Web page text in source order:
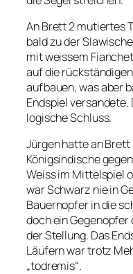
An Brett 2 mutiertes
bald zu der
mit weissem
auf die
aufbauen, was aber
Endspiel
logische Schluss.
Jürgen hatte an
Königsindische
Weiss im Mittelspiel
war Schwarz nie in
Bauernopfer in die
doch ein
der Stellung. Das
Läufern war trotz
„todremis“.